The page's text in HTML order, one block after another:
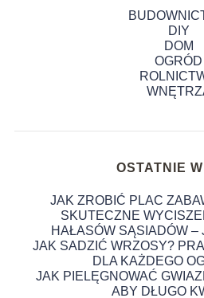
DIY
DOM
OGRÓD
OSTATNIE
JAK ZROBIĆ PLAC
SKUTECZNE
HAŁASÓW SĄSIADÓW –
JAK SADZIĆ WRZOSY?
DLA KAŻDEGO
JAK PIELĘGNOWAĆ
ABY DŁUGO